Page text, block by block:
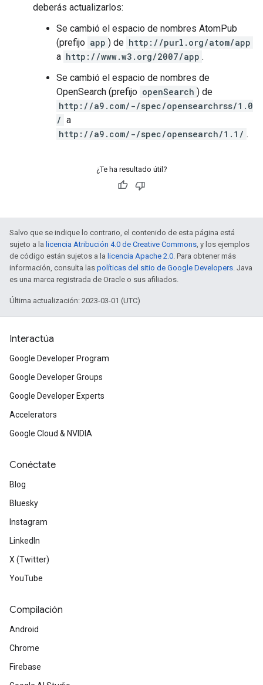
deberás actualizarlos:
Se cambió el espacio de nombres AtomPub
(prefijo app ) de http://purl.org/atom/app
a http://www.w3.org/2007/app .
Se cambió el espacio de nombres de
OpenSearch (prefijo openSearch ) de
http://a9.com/-/spec/opensearchrss/1.0
/ a
http://a9.com/-/spec/opensearch/1.1/ .
¿Te ha resultado útil?
Salvo que se indique lo contrario, el contenido de esta página está
sujeto a la licencia Atribución 4.0 de Creative Commons, y los ejemplos
de código están sujetos a la licencia Apache 2.0. Para obtener más
información, consulta las políticas del sitio de Google Developers. Java
es una marca registrada de Oracle o sus afiliados.
Última actualización: 2023-03-01 (UTC)
Interactúa
Google Developer Program
Google Developer Groups
Google Developer Experts
Accelerators
Google Cloud & NVIDIA
Conéctate
Blog
Bluesky
Instagram
LinkedIn
X (Twitter)
YouTube
Compilación
Android
Chrome
Firebase